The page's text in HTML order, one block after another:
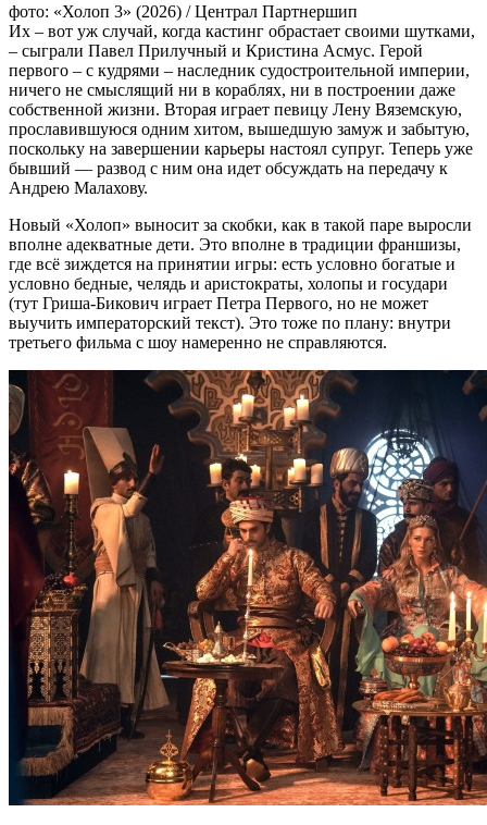
фото: «Холоп 3» (2026) / Централ Партнершип
Их – вот уж случай, когда кастинг обрастает своими шутками,
– сыграли Павел Прилучный и Кристина Асмус. Герой
первого – с кудрями – наследник судостроительной империи,
ничего не смыслящий ни в кораблях, ни в построении даже
собственной жизни. Вторая играет певицу Лену Вяземскую,
прославившуюся одним хитом, вышедшую замуж и забытую,
поскольку на завершении карьеры настоял супруг. Теперь уже
бывший — развод с ним она идет обсуждать на передачу к
Андрею Малахову.
Новый «Холоп» выносит за скобки, как в такой паре выросли
вполне адекватные дети. Это вполне в традиции франшизы,
где всё зиждется на принятии игры: есть условно богатые и
условно бедные, челядь и аристократы, холопы и государи
(тут Гриша-Бикович играет Петра Первого, но не может
выучить императорский текст). Это тоже по плану: внутри
третьего фильма с шоу намеренно не справляются.